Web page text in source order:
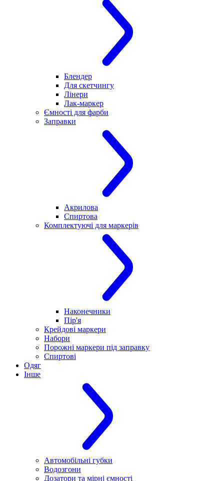
Блендер
Для скетчингу
Лінери
Лак-маркер
Ємності для фарби
Заправки
Акрилова
Спиртова
Комплектуючі для маркерів
Наконечники
Пір'я
Крейдові маркери
Набори
Порожні маркери під заправку
Спиртові
Одяг
Інше
Автомобільні губки
Водозгони
Дозатори та мірні ємності